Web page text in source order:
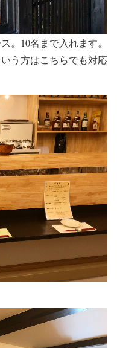
。10名まで入れます。
う方はこちらでも対応